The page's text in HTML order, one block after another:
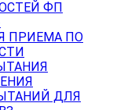
ФП
ПРИЕМА ПО
ДЛЯ